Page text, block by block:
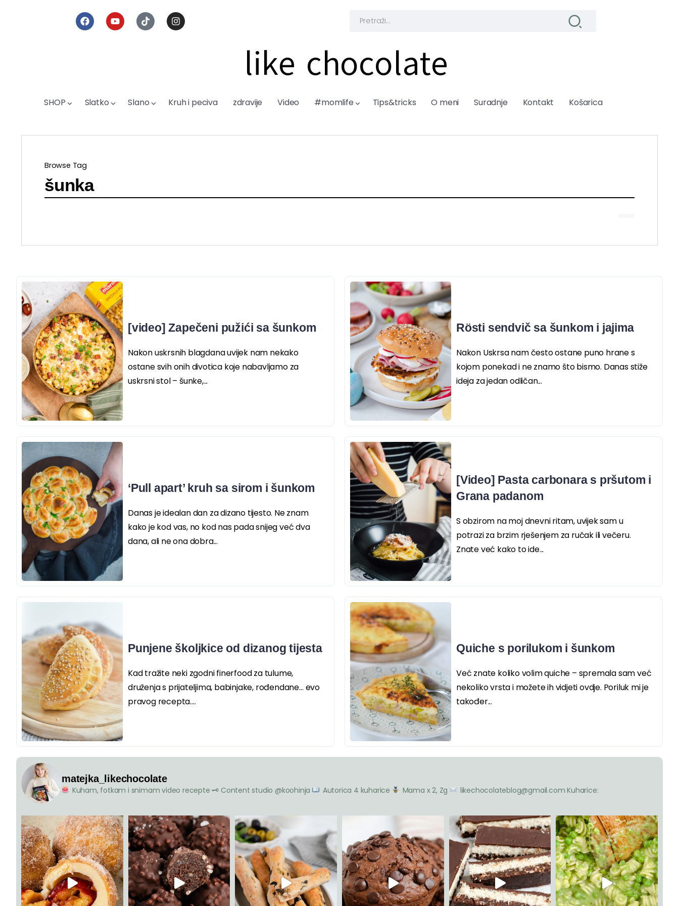
like chocolate
SHOP Slatko Slano Kruh i peciva zdravije Video #momlife Tips&tricks O meni Suradnje Kontakt Košarica
Browse Tag
šunka
[video] Zapečeni pužići sa šunkom
Nakon uskrsnih blagdana uvijek nam nekako
ostane svih onih divotica koje nabavljamo za
uskrsni stol – šunke,...
Rösti sendvič sa šunkom i jajima
Nakon Uskrsa nam često ostane puno hrane s
kojom ponekad i ne znamo što bismo. Danas stiže
ideja za jedan odličan...
‘Pull apart’ kruh sa sirom i šunkom
Danas je idealan dan za dizano tijesto. Ne znam
kako je kod vas, no kod nas pada snijeg već dva
dana, ali ne ona dobra...
[Video] Pasta carbonara s pršutom i
Grana padanom
S obzirom na moj dnevni ritam, uvijek sam u
potrazi za brzim rješenjem za ručak ili večeru.
Znate već kako to ide...
Punjene školjkice od dizanog tijesta
Kad tražite neki zgodni finerfood za tulume,
druženja s prijateljima, babinjake, rođendane… evo
pravog recepta....
Quiche s porilukom i šunkom
Već znate koliko volim quiche – spremala sam već
nekoliko vrsta i možete ih vidjeti ovdje. Poriluk mi je
također...
matejka_likechocolate
Kuham, fotkam i snimam video recepte 🗝 Content studio @koohinja Autorica 4 kuharice Mama x 2, Zg likechocolateblog@gmail.com Kuharice: